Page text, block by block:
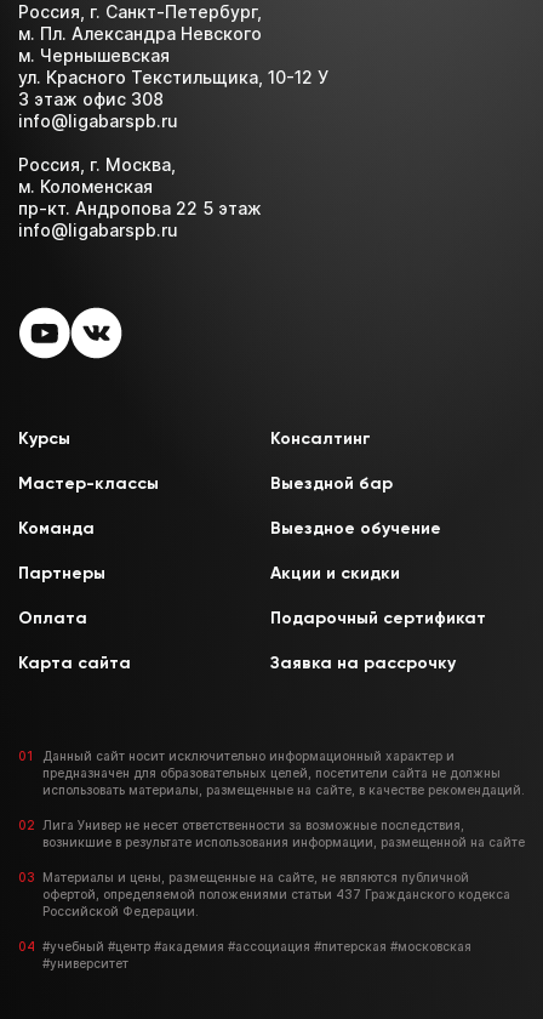
Россия, г. Санкт-Петербург,
м. Пл. Александра Невского
м. Чернышевская
ул. Красного Текстильщика, 10-12 У
3 этаж офис 308
info@ligabarspb.ru
Россия, г. Москва,
м. Коломенская
пр-кт. Андропова 22 5 этаж
info@ligabarspb.ru
Курсы
Мастер-классы
Команда
Партнеры
Оплата
Карта сайта
Консалтинг
Выездной бар
Выездное обучение
Акции и скидки
Подарочный сертификат
Заявка на рассрочку
Данный сайт носит исключительно информационный характер и
предназначен для образовательных целей, посетители сайта не должны
использовать материалы, размещенные на сайте, в качестве рекомендаций.
Лига Универ не несет ответственности за возможные последствия,
возникшие в результате использования информации, размещенной на сайте
Материалы и цены, размещенные на сайте, не являются публичной
офертой, определяемой положениями статьи 437 Гражданского кодекса
Российской Федерации.
#учебный #центр #академия #ассоциация #питерская #московская
#университет